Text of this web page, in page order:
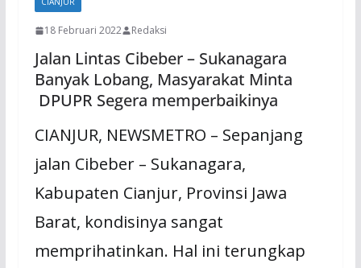
18 Februari 2022 Redaksi
Jalan Lintas Cibeber – Sukanagara
Banyak Lobang, Masyarakat Minta
DPUPR Segera memperbaikinya
CIANJUR, NEWSMETRO – Sepanjang
jalan Cibeber – Sukanagara,
Kabupaten Cianjur, Provinsi Jawa
Barat, kondisinya sangat
memprihatinkan. Hal ini terungkap